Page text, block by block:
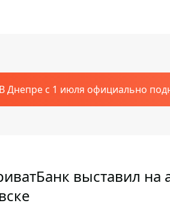
В Днепре с 1 июля официально
выставил на